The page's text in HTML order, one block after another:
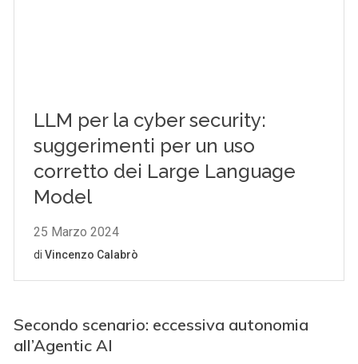
Secondo scenario: eccessiva autonomia
all’Agentic AI